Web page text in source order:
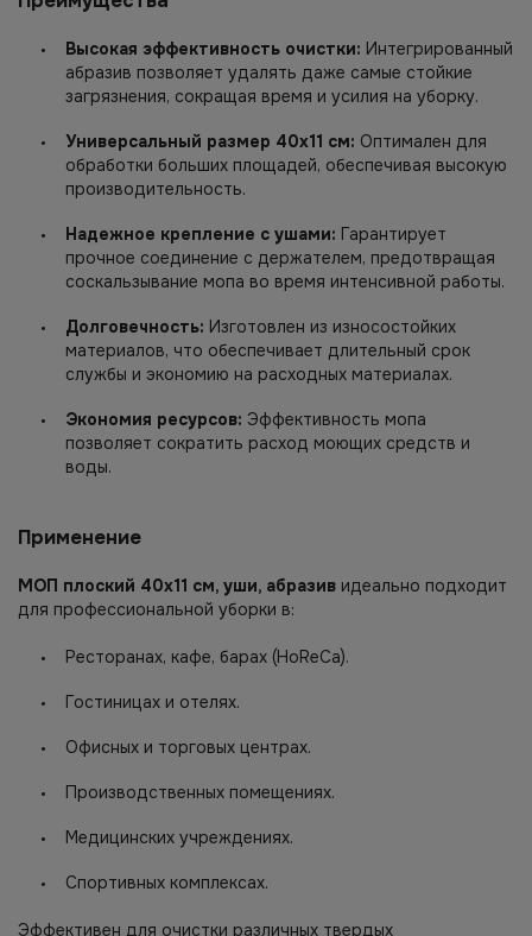
Высокая эффективность очистки: Интегрированный
абразив позволяет удалять даже самые стойкие
загрязнения, сокращая время и усилия на уборку.
Универсальный размер 40х11 см: Оптимален для
обработки больших площадей, обеспечивая высокую
производительность.
Надежное крепление с ушами: Гарантирует
прочное соединение с держателем, предотвращая
соскальзывание мопа во время интенсивной работы.
Долговечность: Изготовлен из износостойких
материалов, что обеспечивает длительный срок
службы и экономию на расходных материалах.
Экономия ресурсов: Эффективность мопа
позволяет сократить расход моющих средств и
воды.
Применение
МОП плоский 40х11 см, уши, абразив идеально подходит
для профессиональной уборки в:
Ресторанах, кафе, барах (HoReCa).
Гостиницах и отелях.
Офисных и торговых центрах.
Производственных помещениях.
Медицинских учреждениях.
Спортивных комплексах.
Эффективен для очистки различных твердых